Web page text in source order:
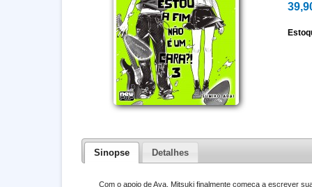
Sinopse Detalhes
Com o apoio de Aya, Mitsuki finalmente começa a escrever